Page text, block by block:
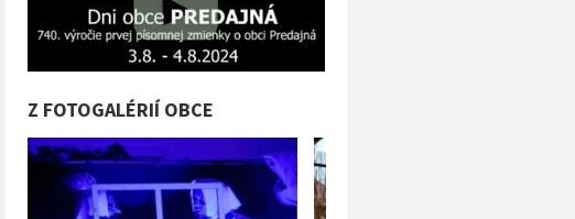
Z FOTOGALÉRIÍ OBCE